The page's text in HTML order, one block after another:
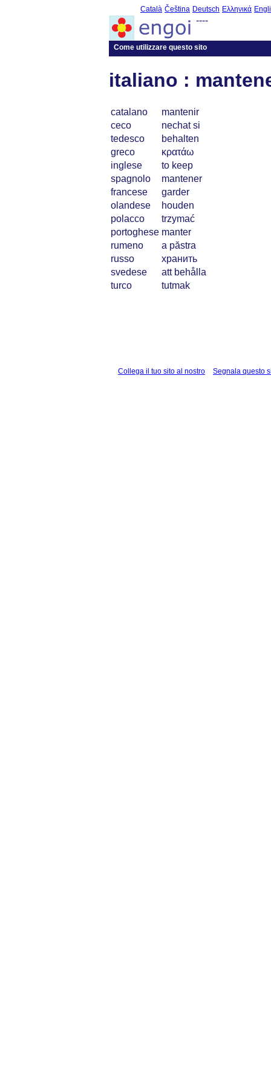
Català Čeština Deutsch Ελληνικά
----
Come utilizzare questo sito
italiano :
catalano
mantenir
ceco
nechat si
tedesco
behalten
greco
κρατάω
inglese
to keep
spagnolo
mantener
francese
garder
olandese
houden
polacco
trzymać
portoghese manter
rumeno
a păstra
russo
хранить
svedese
att behålla
turco
tutmak
Collega il tuo sito al nostro Segnala questo